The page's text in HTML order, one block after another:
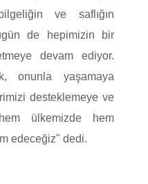
ve saflığın
de hepimizin bir
devam ediyor.
onunla yaşamaya
desteklemeye ve
hem ülkemizde hem
edeceğiz" dedi.